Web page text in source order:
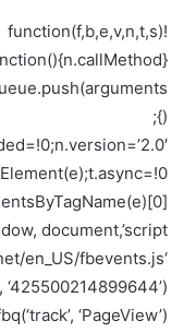
!function(f,b,e,v,n,t,s)
{if(f.fbq)return;n=f.fbq=function(){n.callMethod?
)};
document,’script’,
‘https://connect.facebook.net/en_US/fbevents.js’);
‘425500214899644’);
‘PageView’);